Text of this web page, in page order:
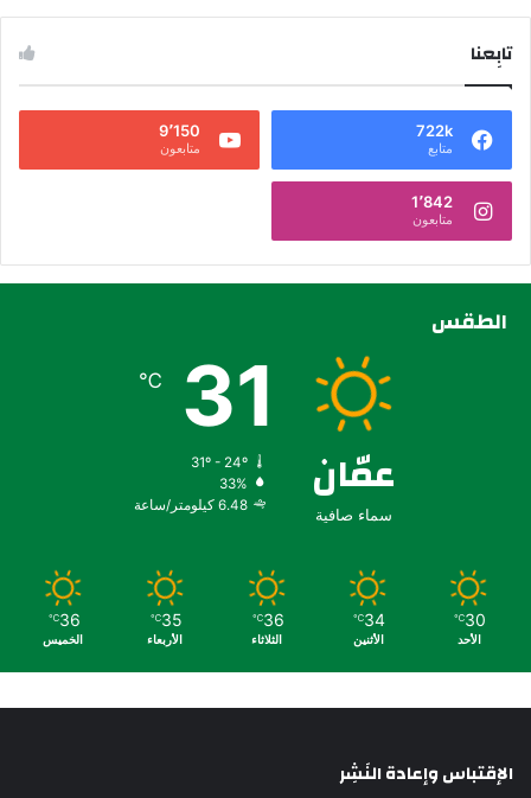
تابِعنا
722k
متابع
9٬150
متابعون
1٬842
متابعون
الطقس
عمّان
سماء صافية
31
℃
31º - 24º
33%
6.48 كيلومتر/ساعة
30
℃
الأحد
34
℃
الأثنين
36
℃
الثلاثاء
35
℃
الأربعاء
36
℃
الخميس
الإقتباس وإعادة النَشِر